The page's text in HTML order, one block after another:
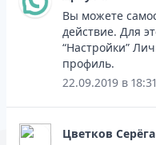
Вы можете
действие. Для
“Настройки”
профиль.
22.09.2019 в 18:31
Цветков Серёга